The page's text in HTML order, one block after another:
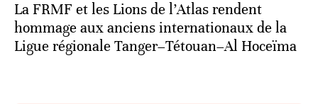
La FRMF et les Lions de l’Atlas rendent
hommage aux anciens internationaux de la
Ligue régionale Tanger–Tétouan–Al Hoceïma